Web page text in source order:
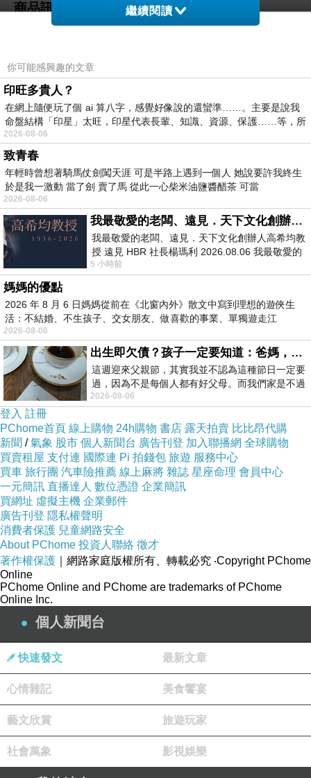
商品訊息功能
品號：2473020
台灣製造，品質可靠
USB2.0介面，向下相容US
珍珠烤漆，質感高雅
底部收納式USB頭，體積輕巧，
不需外接電源，即插即用，支援熱
商品訊息描述:
AXPRO華艦 USB2.0小白鯨多功能讀卡機-
AXP909/AXP709
繼續閱讀
你可能感興趣的文章
印旺多貴人？
在網上隨便玩了個 ai 算八字，感覺好像說的還蠻準……。主要是說我
命盤結構「印星」太旺，印星代表長輩、知識、資源、保護……等，所
2026-08-06
致青春
年輕時曾想著騎馬仗劍闖天涯 可是半路上遇到一個人 她說要許我終生
於是我一激動 當了劍 賣了馬 從此一心柴米油鹽醬醋茶 可當
2026-08-06
我最敬愛的老闆、遠見．天下文化創辦人高希均教授
我最敬愛的老闆、遠見．天下文化創辦人高希均教
授 遠見 HBR 社長楊瑪利 2026.08.06 我最敬愛的
老闆、遠見．天下文化創辦人高希均教
5 小時前
媽媽的優點
2026 年 8 月 6 日媽媽從前在《北窗內外》散文中寫到理想的遊俠生
活：不結婚、不生孩子、交女朋友、做喜歡的事業、單獨遊走江
湖⋯⋯，
2026-08-06
出生即欠債？孩子一定要知道：爸媽，其實我不欠你們
這週迎來父親節，其實我並不認為這種節日一定要
過，因為不是每個人都有好父母。而我們家是不過
節的，平時也沒什麼儀式感，生活趨近冷
2026-08-06
登入 註冊
PChome首頁 線上購物 24h購物 書店 露天拍賣 比比昂代購
新聞 /氣象 股市 個人新聞台 廣告刊登 加入聯播網 全球購物
買賣租屋 支付連 國際連 Pi 拍錢包 旅遊 服務中心
買車 旅行團 汽車險推薦 線上麻將 雜誌 星座命理 會員中心
一元簡訊 直播達人 數位憑證 企業簡訊
買網址 虛擬主機 企業郵件
廣告刊登 隱私權聲明
消費者保護 兒童網路安全
About PChome 投資人聯絡 徵才
著作權保護 ｜網路家庭版權所有、轉載必究 ‧Copyright PChome
Online
PChome Online and PChome are trademarks of PChome
Online Inc.
個人新聞台
快速發文 最新文章
心情雜記 美食饗宴
藝文欣賞 旅遊玩家
社會萬象 影視娛樂